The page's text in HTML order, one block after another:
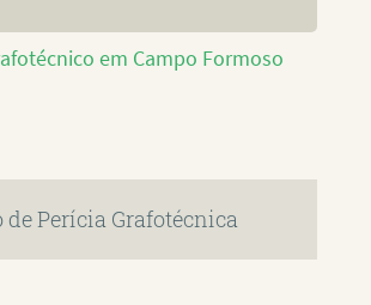
em Campo Formoso
de Perícia Grafotécnica